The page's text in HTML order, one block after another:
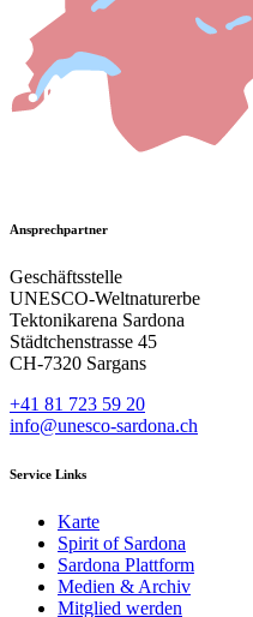
Ansprechpartner
Geschäftsstelle
UNESCO-Weltnaturerbe
Tektonikarena Sardona
Städtchenstrasse 45
CH-7320 Sargans
+41 81 723 59 20
info@unesco-sardona.ch
Service Links
Karte
Spirit of Sardona
Sardona Plattform
Medien & Archiv
Mitglied werden